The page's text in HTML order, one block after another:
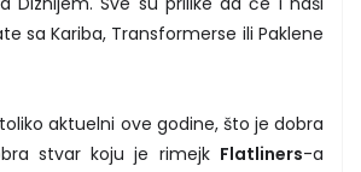
sa Kariba, Transformerse ili Paklene
aktuelni ove godine, što je dobra
stvar koju je rimejk Flatliners-a